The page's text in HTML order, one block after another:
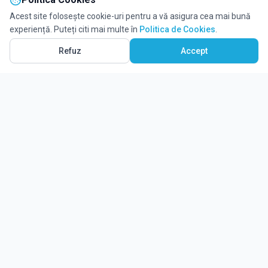
Acest site folosește cookie-uri pentru a vă asigura cea mai bună
experiență. Puteți citi mai multe în Politica de Cookies
Refuz Accept